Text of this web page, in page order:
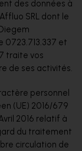
des données à
SRL dont le
0723.713.337 et
traite vos
de ses activités.
personnel
(UE) 2016/679
2016 relatif à
du traitement
circulation de